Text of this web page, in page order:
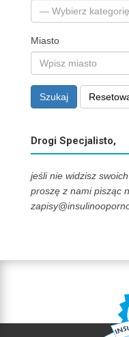
Miasto
Szukaj
Drogi Specjalisto,
jeśli nie widzisz
proszę z nami pisząc